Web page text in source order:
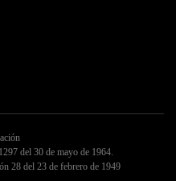
del 30 de mayo de 1964.
28 del 23 de febrero de 1949